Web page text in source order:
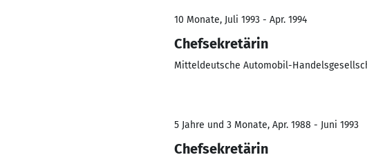
10 Monate, Juli 1993 - Apr. 1994
Chefsekretärin
Mitteldeutsche Automobil-
5 Jahre und 3 Monate, Apr. 1988 - Juni 1993
Chefsekretärin